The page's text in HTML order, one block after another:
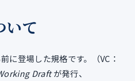
いて
に登場した規格です。（VC：
Draftが発行、